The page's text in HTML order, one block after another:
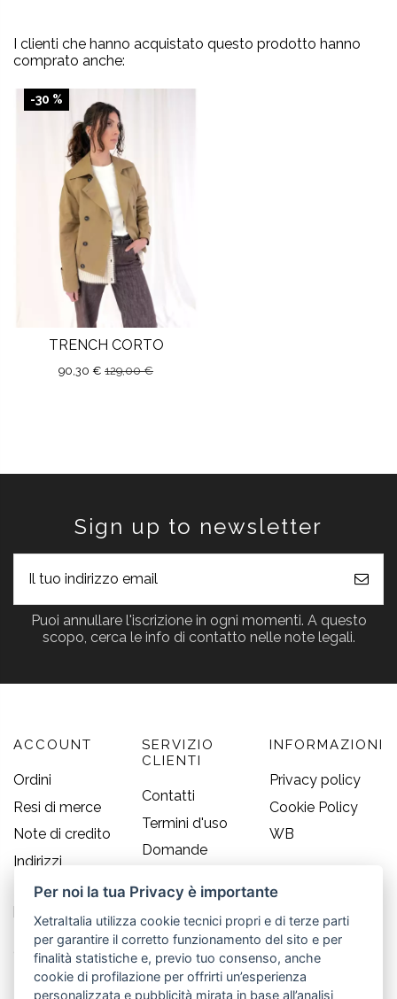
I clienti che hanno acquistato questo prodotto hanno
comprato anche:
-30 %
TRENCH CORTO
90,30 € 129,00 €
Sign up to newsletter
Puoi annullare l'iscrizione in ogni momenti. A questo
scopo, cerca le info di contatto nelle note legali.
ACCOUNT
Ordini
Resi di merce
Note di credito
Indirizzi
Informazioni
personali
SERVIZIO
CLIENTI
Contatti
Termini d'uso
Domande
Guida alle
taglie
INFORMAZIONI
Privacy policy
Cookie Policy
WB
CONTATTI
Old England S.r.l.
Per noi la tua Privacy è importante
XetraItalia utilizza cookie tecnici propri e di terze parti
per garantire il corretto funzionamento del sito e per
finalità statistiche e, previo tuo consenso, anche
cookie di profilazione per offrirti un’esperienza
personalizzata e pubblicità mirata in base all’analisi